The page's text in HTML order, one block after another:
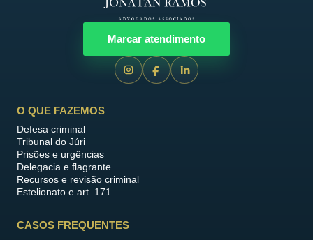
Marcar atendimento
O QUE FAZEMOS
Defesa criminal
Tribunal do Júri
Prisões e urgências
Delegacia e flagrante
Recursos e revisão criminal
Estelionato e art. 171
CASOS FREQUENTES